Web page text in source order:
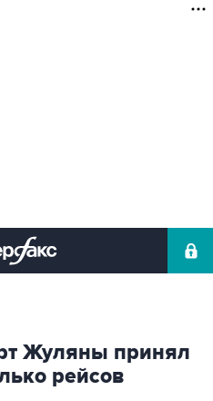
Жуляны принял
рейсов